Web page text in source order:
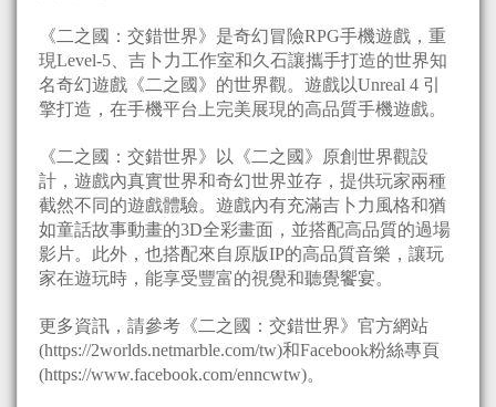
《二之國：交錯世界》是奇幻冒險RPG手機遊戲，重
現Level-5、吉卜力工作室和久石讓攜手打造的世界知
名奇幻遊戲《二之國》的世界觀。遊戲以Unreal 4 引
擎打造，在手機平台上完美展現的高品質手機遊戲。
《二之國：交錯世界》以《二之國》原創世界觀設
計，遊戲內真實世界和奇幻世界並存，提供玩家兩種
截然不同的遊戲體驗。遊戲內有充滿吉卜力風格和猶
如童話故事動畫的3D全彩畫面，並搭配高品質的過場
影片。此外，也搭配來自原版IP的高品質音樂，讓玩
家在遊玩時，能享受豐富的視覺和聽覺饗宴。
更多資訊，請參考《二之國：交錯世界》官方網站
(https://2worlds.netmarble.com/tw)和Facebook粉絲專頁
(https://www.facebook.com/enncwtw)。